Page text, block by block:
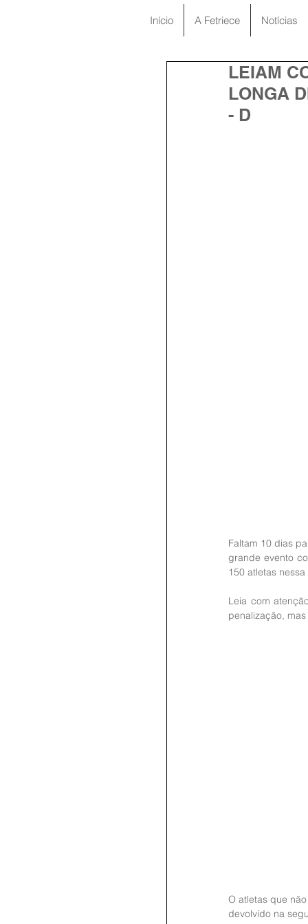
Início A Fetriece Notícias
LEIAM
LONGA
- D
Faltam 10 dias
grande evento
150 atletas
Leia com
penalização,
O atletas que
devolvido na